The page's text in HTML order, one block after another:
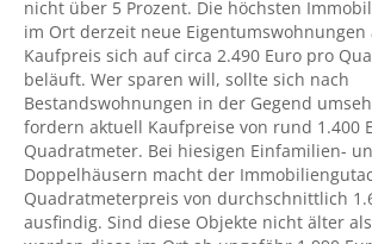
nicht über 5 Prozent. Die höchsten
im Ort derzeit neue Eigentumswohnungen
Kaufpreis sich auf circa 2.490 Euro pro
beläuft. Wer sparen will, sollte sich nach
Bestandswohnungen in der Gegend
fordern aktuell Kaufpreise von rund 1.400
Quadratmeter. Bei hiesigen Einfamilien-
Doppelhäusern macht der
Quadratmeterpreis von durchschnittlich
ausfindig. Sind diese Objekte nicht älter